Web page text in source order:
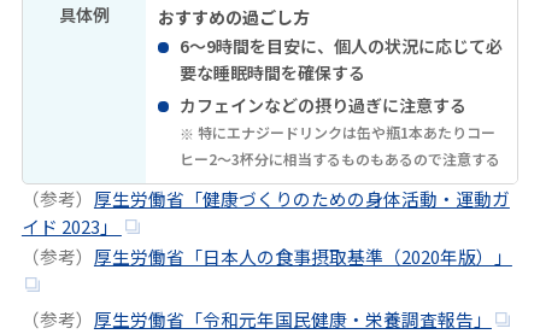
具体例
おすすめの過ごし方
6～9時間を目安に、個人の状況に応じて必
要な睡眠時間を確保する
カフェインなどの摂り過ぎに注意する
特にエナジードリンクは缶や瓶1本あたりコー
ヒー2～3杯分に相当するものもあるので注意する
（参考） 厚生労働省「健康づくりのための身体活動・運動ガ
イド 2023」
（参考） 厚生労働省「日本人の食事摂取基準（2020年版）」
（参考） 厚生労働省「令和元年国民健康・栄養調査報告」